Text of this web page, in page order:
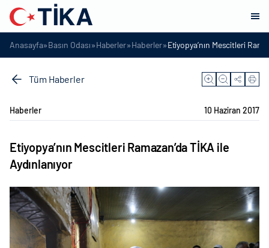
Anasayfa»Basın Odası»Haberler»Haberler»Etiyopya’nın Mescitleri
Tüm Haberler
Haberler 10 Haziran 2017
Etiyopya’nın Mescitleri Ramazan’da TİKA ile
Aydınlanıyor